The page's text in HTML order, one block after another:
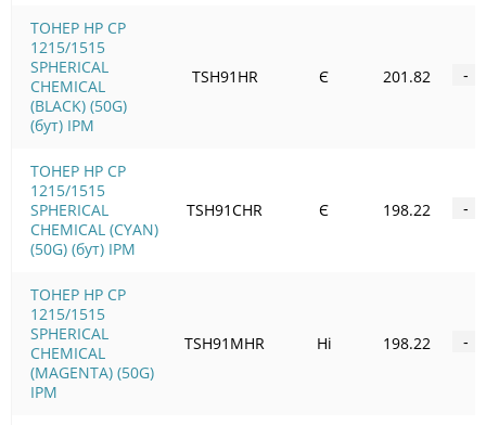
ТОНЕР HP CP
1215/1515
SPHERICAL
CHEMICAL
(BLACK) (50G)
(бут) IPM
ТОНЕР HP CP
1215/1515
SPHERICAL
CHEMICAL (CYAN)
(50G) (бут) IPM
ТОНЕР HP CP
1215/1515
SPHERICAL
CHEMICAL
(MAGENTA) (50G)
IPM
TSH91HR Є 201.82 -
TSH91CHR Є 198.22 -
TSH91MHR Ні 198.22 -